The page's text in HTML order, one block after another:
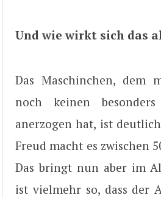
Und wie wirkt sich das
Das Maschinchen, dem
noch keinen
anerzogen hat, ist
Freud macht es zwischen
Das bringt nun aber im
ist vielmehr so, dass der